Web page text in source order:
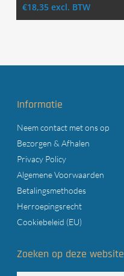
€18,35 excl. BTW
Informatie
Neem contact met ons op
Bezorgen & Afhalen
Privacy Policy
Algemene Voorwaarden
Betalingsmethodes
Herroepingsrecht
Cookiebeleid (EU)
Zoeken op deze website